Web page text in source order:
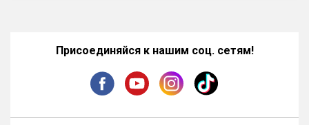
Присоединяйся к нашим соц. сетям!